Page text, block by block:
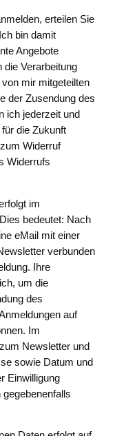
erteilen Sie
bin damit
Angebote
die Verarbeitung
mir mitgeteilten
der Zusendung des
ich jederzeit und
die Zukunft
Widerruf
Widerrufs
im
bedeutet: Nach
eMail mit einer
verbunden
Ihre
um die
des
auf
Im
Newsletter und
sowie Datum und
Einwilligung